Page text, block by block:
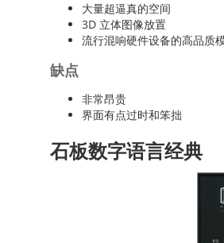
大量超逼真的空间
3D 立体图像放置
流行混响硬件设备的高品质
缺点
非常昂贵
界面有点过时和笨拙
石板数字语言经典